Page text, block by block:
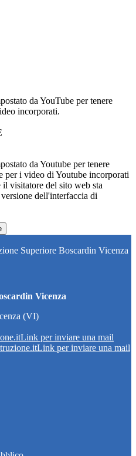
da YouTube per tenere
incorporati.
da Youtube per tenere
per i video di Youtube incorporati
il visitatore del sito web sta
dell'interfaccia di
Superiore Boscardin Vicenza
Vicenza
(VI)
Link per inviare una mail
Link per inviare una mail